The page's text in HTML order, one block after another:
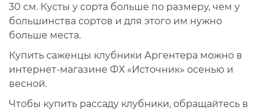
30 см. Кусты у сорта больше по размеру, чем у
большинства сортов и для этого им нужно
больше места.
Купить саженцы клубники Аргентера можно в
интернет-магазине ФХ «Источник» осенью и
весной.
Чтобы купить рассаду клубники, обращайтесь в